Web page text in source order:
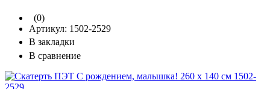
(0)
Артикул: 1502-2529
В закладки
В сравнение